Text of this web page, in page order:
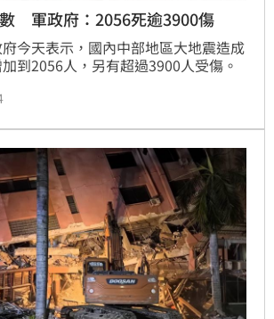
軍政府：2056死逾3900傷
今天表示，國內中部地區大地震造成
到2056人，另有超過3900人受傷。